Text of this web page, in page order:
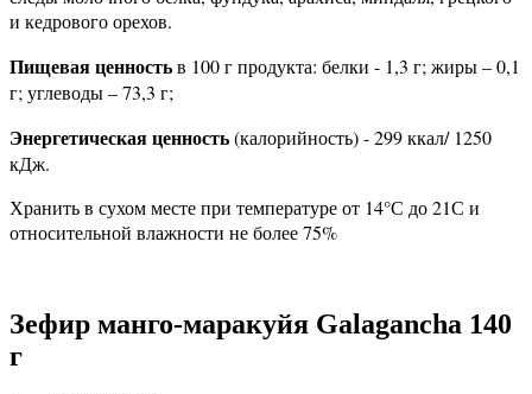
и кедрового орехов.
Пищевая ценностьв 100 г продукта: белки - 1,3 г; жиры – 0,1
г; углеводы – 73,3 г;
Энергетическая ценность(калорийность) - 299 ккал/ 1250
кДж.
Хранить в сухом месте при температуре от 14°С до 21С и
относительной влажности не более 75%
Зефир манго-маракуйя Galagancha 140
г